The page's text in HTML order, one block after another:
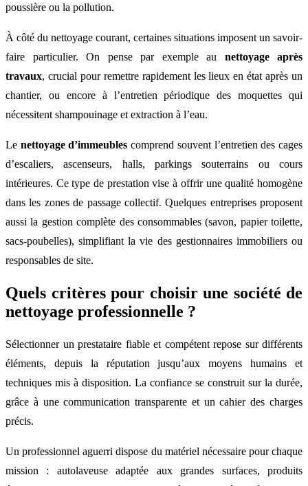
poussière ou la pollution.
À côté du nettoyage courant, certaines situations imposent un savoir-
faire particulier. On pense par exemple au nettoyage après
travaux, crucial pour remettre rapidement les lieux en état après un
chantier, ou encore à l’entretien périodique des moquettes qui
nécessitent shampouinage et extraction à l’eau.
Le nettoyage d’immeubles comprend souvent l’entretien des cages
d’escaliers, ascenseurs, halls, parkings souterrains ou cours
intérieures. Ce type de prestation vise à offrir une qualité homogène
dans les zones de passage collectif. Quelques entreprises proposent
aussi la gestion complète des consommables (savon, papier toilette,
sacs-poubelles), simplifiant la vie des gestionnaires immobiliers ou
responsables de site.
Quels critères pour choisir une société de
nettoyage professionnelle ?
Sélectionner un prestataire fiable et compétent repose sur différents
éléments, depuis la réputation jusqu’aux moyens humains et
techniques mis à disposition. La confiance se construit sur la durée,
grâce à une communication transparente et un cahier des charges
précis.
Un professionnel aguerri dispose du matériel nécessaire pour chaque
mission : autolaveuse adaptée aux grandes surfaces, produits